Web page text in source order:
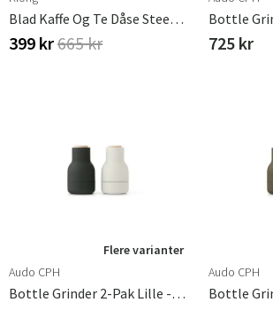
Blad Kaffe Og Te Dåse Steel Small
399 kr665 kr 725 kr
Flere varianter
Audo CPH
Bottle Grinder 2-Pak Lille - Ask, Kulstof / Bøg
Audo CPH